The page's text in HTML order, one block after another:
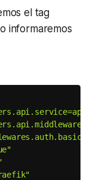
el tag
informaremos